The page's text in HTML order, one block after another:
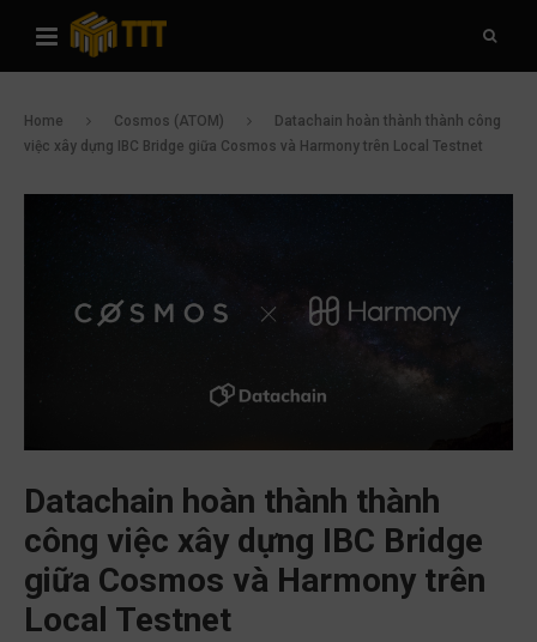
Home Cosmos (ATOM)
Datachain hoàn thành thành công
việc xây dựng IBC Bridge giữa Cosmos và Harmony trên Local Testnet
Datachain hoàn thành thành
công việc xây dựng IBC Bridge
giữa Cosmos và Harmony trên
Local Testnet